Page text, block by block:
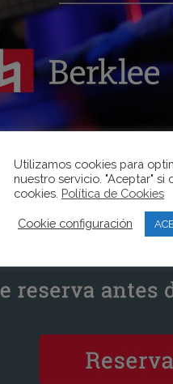
Utilizamos cookies para
nuestro servicio. "Aceptar" si
cookies. Política de Cookies
Cookie configuración